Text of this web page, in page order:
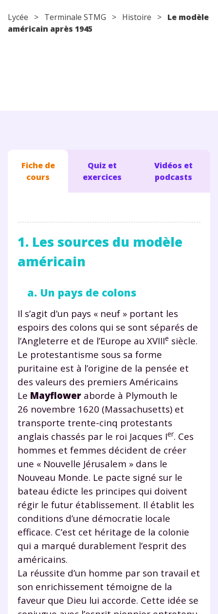
Lycée > Terminale STMG > Histoire > Le modèle
américain après 1945
Fiche de
cours
Quiz et
exercices
Vidéos et
podcasts
1. Les sources du modèle
américain
a. Un pays de colons
Il s’agit d’un pays « neuf » portant les
espoirs des colons qui se sont séparés de
l’Angleterre et de l’Europe au XVIIIe siècle.
Le protestantisme sous sa forme
puritaine est à l’origine de la pensée et
des valeurs des premiers Américains
Le Mayflower aborde à Plymouth le
26 novembre 1620 (Massachusetts) et
transporte trente-cinq protestants
anglais chassés par le roi Jacques Ier. Ces
hommes et femmes décident de créer
une « Nouvelle Jérusalem » dans le
Nouveau Monde. Le pacte signé sur le
bateau édicte les principes qui doivent
régir le futur établissement. Il établit les
conditions d’une démocratie locale
efficace. C’est cet héritage de la colonie
qui a marqué durablement l’esprit des
américains.
La réussite d’un homme par son travail et
son enrichissement témoigne de la
faveur que Dieu lui accorde. Cette idée se